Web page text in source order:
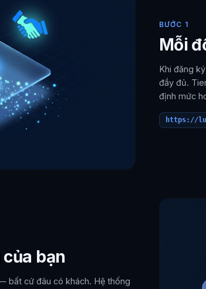
BƯỚC 1
Mỗi
Khi đăng
đầy đủ.
định mức
https://
bạn
bất cứ đâu có khách. Hệ thống